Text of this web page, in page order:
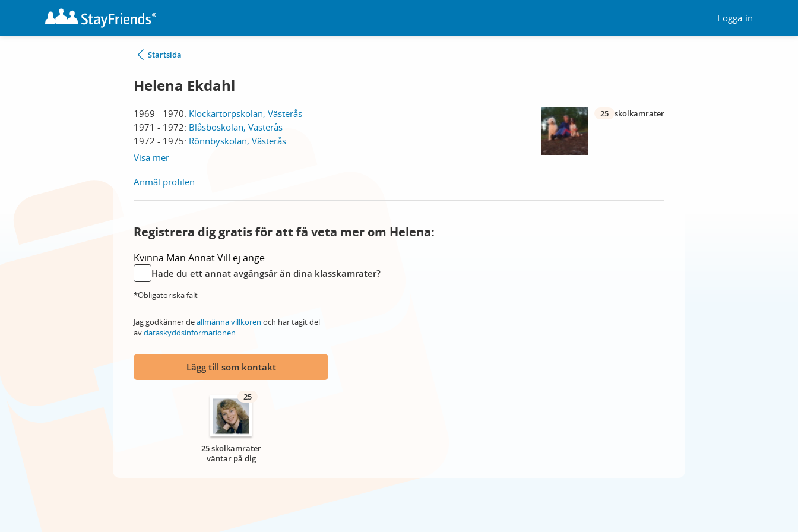
Logga in
Startsida
Helena Ekdahl
1969 - 1970: Klockartorpskolan, Västerås
1971 - 1972: Blåsboskolan, Västerås
1972 - 1975: Rönnbyskolan, Västerås
Visa mer
25 skolkamrater
Anmäl profilen
Registrera dig gratis för att få veta mer om Helena:
Kvinna Man AnnatVill ej ange
Hade du ett annat avgångsår än dina klasskamrater?
*Obligatoriska fält
Jag godkänner deallmänna villkoren och har tagit del
avdataskyddsinformationen.
Lägg till som kontakt
25
25 skolkamrater
väntar på dig